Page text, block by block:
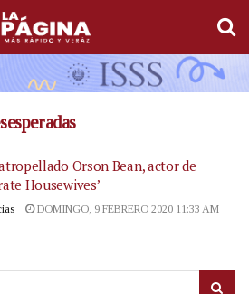
Orson Bean, actor de
Housewives’
DOMINGO, 9 FEBRERO 2020 11:33 AM